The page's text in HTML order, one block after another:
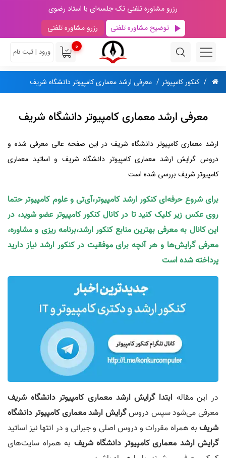
رزرو مشاوره تلفنی تک جلسه‌ای با استاد رضوی
توضیح مشاوره تلفنی
رزرو مشاوره تلفنی
0
ورود | ثبت نام
کنکور کامپیوتر معرفی ارشد معماری کامپیوتر دانشگاه شریف
معرفی ارشد معماری کامپیوتر دانشگاه شریف
ارشد معماری کامپیوتر دانشگاه شریف در این صفحه عالی معرفی شده و
دروس گرایش ارشد معماری کامپیوتر دانشگاه شریف و اساتید معماری
کامپیوتر شریف بررسی شده است
برای شروع حرفه‌ای کنکور ارشد کامپیوتر،آی‌تی و علوم کامپیوتر حتما
روی عکس زیر کلیک کنید تا در کانال کنکور کامپیوتر عضو شوید، در
این کانال به معرفی بهترین منابع کنکور ارشد،برنامه ریزی و مشاوره،
معرفی گرایش‌ها و هر آنچه برای موفقیت در کنکور ارشد نیاز دارید
پرداخته شده است
در این مقاله ابتدا گرایش ارشد معماری کامپیوتردانشگاه شریف
معرفی می‌شود سپس دروسگرایش ارشد معماری کامپیوتر دانشگاه
شریفبه همراه مقررات و دروس اصلی و جبرانی و در انتها نیز اساتید
گرایش ارشد معماری کامپیوتر دانشگاه شریف به همراه سایت‌های